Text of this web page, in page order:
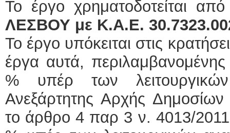
Το έργο χρηματοδοτείται
ΛΕΣΒΟΥ με Κ.Α.Ε.
Το έργο υπόκειται στις
έργα αυτά,
% υπέρ των
Ανεξάρτητης Αρχής
το άρθρο 4 παρ 3 ν. 4013/